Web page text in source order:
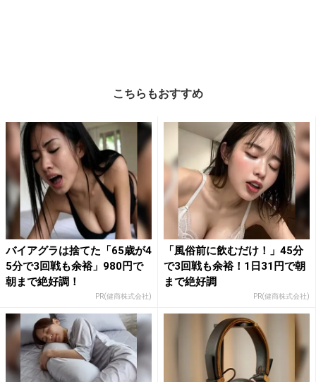
こちらもおすすめ
バイアグラは捨てた「65歳が4
5分で3回戦も余裕」980円で
朝まで絶好調！
PR(健商株式会社)
「風俗前に飲むだけ！」45分
で3回戦も余裕！1日31円で朝
まで絶好調
PR(健商株式会社)